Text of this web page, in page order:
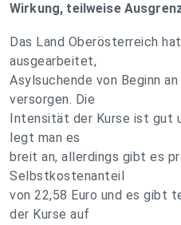
Wirkung, teilweise
Das Land Oberösterreich
ausgearbeitet,
Asylsuchende von Beginn
versorgen. Die
Intensität der Kurse ist gut
legt man es
breit an, allerdings gibt es
Selbstkostenanteil
von 22,58 Euro und es gibt
der Kurse auf